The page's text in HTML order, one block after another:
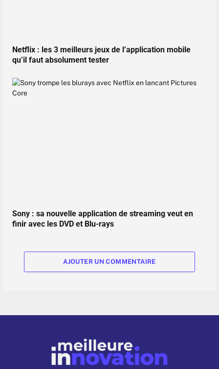
Netflix : les 3 meilleurs jeux de l’application mobile
qu’il faut absolument tester
Sony : sa nouvelle application de streaming veut en
finir avec les DVD et Blu-rays
AJOUTER UN COMMENTAIRE